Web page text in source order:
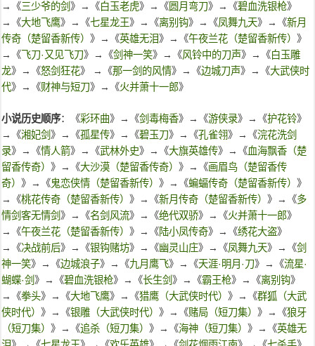
→《三少爷的剑 》→《白玉老虎》→《 圆月弯刀》→《碧血洗银枪》
→《大地飞鹰》→《七星龙王》→《离别钩》→《凤舞九天》→《新月
传奇（楚留香新传） 》→《英雄无泪》→《午夜兰花（楚留香新传） 》
→《飞刀·又见飞刀》→《剑神一笑》→《风铃中的刀声》→《白玉雕
龙》→《怒剑狂花》 →《那一剑的风情》→《边城刀声》→《大武侠时
代》→《财神与短刀》→《火并萧十一郎》
小说历史顺序：《彩环曲》→《剑毒梅香》→《游侠录》→《护花铃》
→《湘妃剑 》→《孤星传》→《碧玉刀》→《孔雀翎》→《浣花洗剑
录》→《情人箭》→《武林外史》→《大旗英雄传》→《血海飘香（楚
留香传奇） 》→《大沙漠（楚留香传奇） 》→《画眉鸟（楚留香传
奇） 》→《鬼恋侠情（楚留香新传） 》→《蝙蝠传奇（楚留香新传） 》
→《桃花传奇（楚留香新传） 》→《新月传奇（楚留香新传） 》→《多
情剑客无情剑 》→《名剑风流》→《绝代双骄》→《火并萧十一郎》
→《午夜兰花（楚留香新传） 》→《陆小凤传奇》→《绣花大盗》
→《决战前后》→《银钩赌坊》→《幽灵山庄》→《凤舞九天》→《剑
神一笑》→《边城浪子》→《九月鹰飞》→《天涯·明月·刀》→《流星·
蝴蝶·剑 》→《碧血洗银枪》→《长生剑 》→《霸王枪》→《离别钩》
→《拳头》→《大地飞鹰》→《猎鹰（大武侠时代） 》→《群狐（大武
侠时代） 》→《银雕（大武侠时代） 》→《赌局（短刀集） 》→《狼牙
（短刀集） 》→《追杀（短刀集） 》→《海神（短刀集） 》→《英雄无